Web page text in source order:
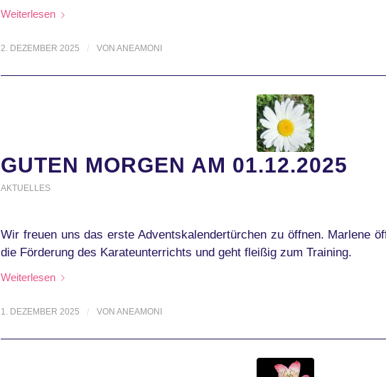
Weiterlesen
2. DEZEMBER 2025 / VON ANEAMONI
GUTEN MORGEN AM 01.12.2025
AKTUELLES
Wir freuen uns das erste Adventskalendertürchen zu öffnen. Marlene
die Förderung des Karateunterrichts und geht fleißig zum Training.
Weiterlesen
1. DEZEMBER 2025 / VON ANEAMONI